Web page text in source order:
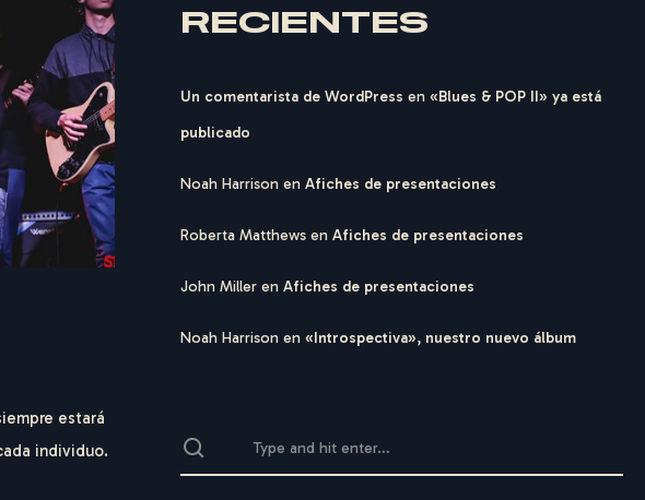
estará
individuo.
RECIENTES
Un comentarista de WordPress en«Blues & POP II» ya está
publicado
Noah Harrison enAfiches de presentaciones
Roberta Matthews enAfiches de presentaciones
John Miller enAfiches de presentaciones
Noah Harrison en«Introspectiva», nuestro nuevo álbum